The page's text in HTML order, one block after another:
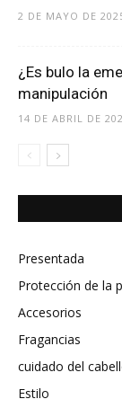
2 DE MAYO DE
¿Es bulo la
manipulación
14 DE ABRIL DE
Presentada
Protección de la
Accesorios
Fragancias
cuidado del
Estilo